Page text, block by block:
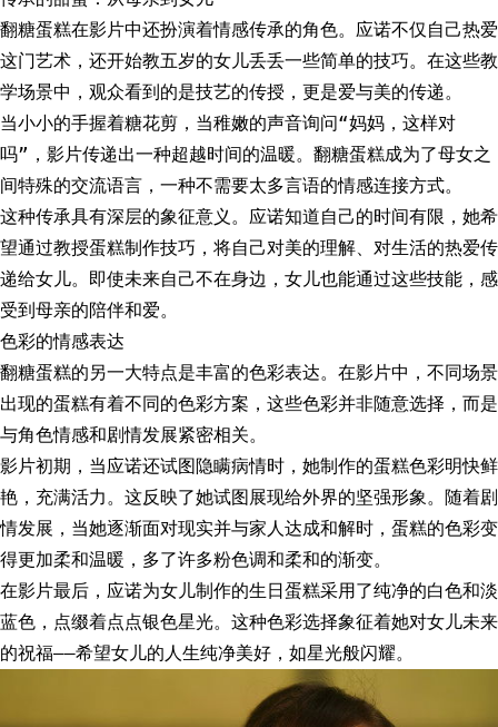
翻糖蛋糕在影片中还扮演着情感传承的角色。应诺不仅自己热爱
这门艺术，还开始教五岁的女儿丢丢一些简单的技巧。在这些教
学场景中，观众看到的是技艺的传授，更是爱与美的传递。
当小小的手握着糖花剪，当稚嫩的声音询问“妈妈，这样对
吗”，影片传递出一种超越时间的温暖。翻糖蛋糕成为了母女之
间特殊的交流语言，一种不需要太多言语的情感连接方式。
这种传承具有深层的象征意义。应诺知道自己的时间有限，她希
望通过教授蛋糕制作技巧，将自己对美的理解、对生活的热爱传
递给女儿。即使未来自己不在身边，女儿也能通过这些技能，感
受到母亲的陪伴和爱。
色彩的情感表达
翻糖蛋糕的另一大特点是丰富的色彩表达。在影片中，不同场景
出现的蛋糕有着不同的色彩方案，这些色彩并非随意选择，而是
与角色情感和剧情发展紧密相关。
影片初期，当应诺还试图隐瞒病情时，她制作的蛋糕色彩明快鲜
艳，充满活力。这反映了她试图展现给外界的坚强形象。随着剧
情发展，当她逐渐面对现实并与家人达成和解时，蛋糕的色彩变
得更加柔和温暖，多了许多粉色调和柔和的渐变。
在影片最后，应诺为女儿制作的生日蛋糕采用了纯净的白色和淡
蓝色，点缀着点点银色星光。这种色彩选择象征着她对女儿未来
的祝福——希望女儿的人生纯净美好，如星光般闪耀。